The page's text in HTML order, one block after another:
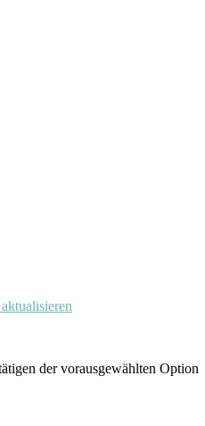
der vorausgewählten Option